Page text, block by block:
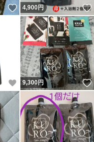
いいね！
4,900円
いいね！
9,300円